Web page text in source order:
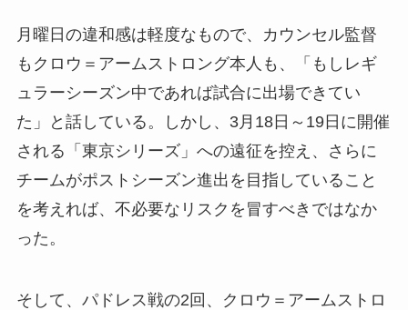
月曜日の違和感は軽度なもので、カウンセル監督
もクロウ＝アームストロング本人も、「もしレギ
ュラーシーズン中であれば試合に出場できてい
た」と話している。しかし、3月18日～19日に開催
される「東京シリーズ」への遠征を控え、さらに
チームがポストシーズン進出を目指していること
を考えれば、不必要なリスクを冒すべきではなか
った。
そして、パドレス戦の2回、クロウ＝アームストロ